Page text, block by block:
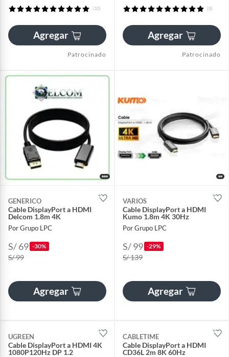
(10)
Agregar
Patrocinado
(8)
Agregar
Patrocinado
GENERICO
Cable DisplayPort a HDMI
Delcom 1.8m 4K
Por Grupo LPC
S/ 69 -30%
S/ 99
Agregar
VARIOS
Cable DisplayPort a HDMI
Kumo 1.8m 4K 30Hz
Por Grupo LPC
S/ 99 -29%
S/ 139
Agregar
UGREEN
Cable DisplayPort a HDMI 4K
1080P120Hz DP 1.2
CABLETIME
Cable DisplayPort a HDMI
CD36L 2m 8K 60Hz